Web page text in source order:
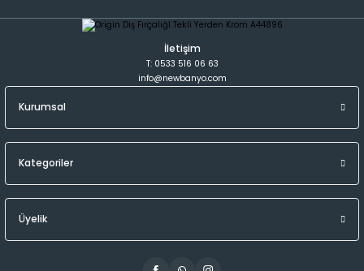
İletişim
T: 0533 516 06 63
info@newbanyo.com
Kurumsal
Kategoriler
Üyelik